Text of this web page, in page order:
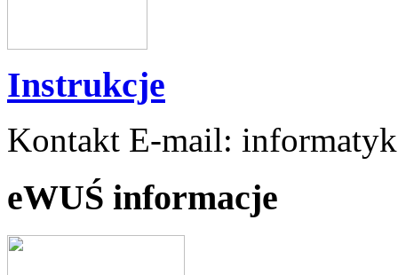
Instrukcje
Kontakt E-mail:
eWUŚ informacje